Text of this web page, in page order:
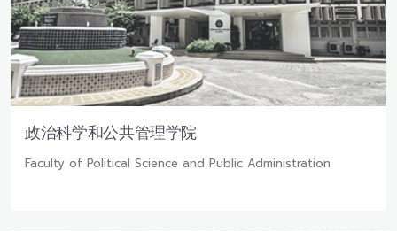
政治科学和公共管理学院
Faculty of Political Science and Public Administration